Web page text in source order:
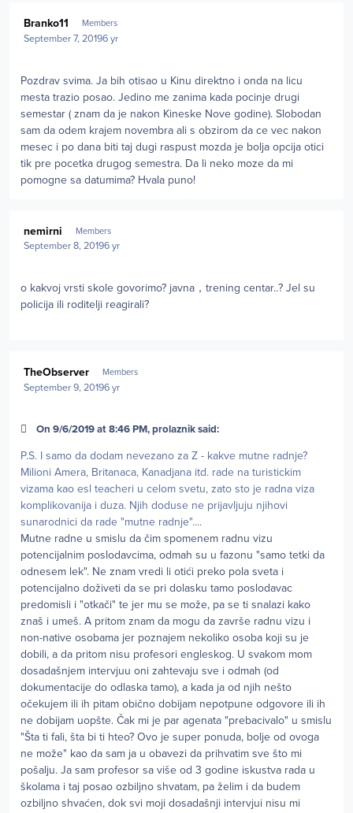
Branko11 Members
September 7, 20196 yr
Pozdrav svima. Ja bih otisao u Kinu direktno i onda na licu
mesta trazio posao. Jedino me zanima kada pocinje drugi
semestar ( znam da je nakon Kineske Nove godine). Slobodan
sam da odem krajem novembra ali s obzirom da ce vec nakon
mesec i po dana biti taj dugi raspust mozda je bolja opcija otici
tik pre pocetka drugog semestra. Da li neko moze da mi
pomogne sa datumima? Hvala puno!
nemirni Members
September 8, 20196 yr
o kakvoj vrsti skole govorimo? javna，trening centar..? Jel su
policija ili roditelji reagirali?
TheObserver Members
September 9, 20196 yr
On 9/6/2019 at 8:46 PM, prolaznik said:
P.S. I samo da dodam nevezano za Z - kakve mutne radnje?
Milioni Amera, Britanaca, Kanadjana itd. rade na turistickim
vizama kao esl teacheri u celom svetu, zato sto je radna viza
komplikovanija i duza. Njih doduse ne prijavljuju njihovi
sunarodnici da rade "mutne radnje"....
Mutne radne u smislu da čim spomenem radnu vizu
potencijalnim poslodavcima, odmah su u fazonu "samo tetki da
odnesem lek". Ne znam vredi li otići preko pola sveta i
potencijalno doživeti da se pri dolasku tamo poslodavac
predomisli i "otkači" te jer mu se može, pa se ti snalazi kako
znaš i umeš. A pritom znam da mogu da završe radnu vizu i
non-native osobama jer poznajem nekoliko osoba koji su je
dobili, a da pritom nisu profesori engleskog. U svakom mom
dosadašnjem intervjuu oni zahtevaju sve i odmah (od
dokumentacije do odlaska tamo), a kada ja od njih nešto
očekujem ili ih pitam obično dobijam nepotpune odgovore ili ih
ne dobijam uopšte. Čak mi je par agenata "prebacivalo" u smislu
"Šta ti fali, šta bi ti hteo? Ovo je super ponuda, bolje od ovoga
ne može" kao da sam ja u obavezi da prihvatim sve što mi
pošalju. Ja sam profesor sa više od 3 godine iskustva rada u
školama i taj posao ozbiljno shvatam, pa želim i da budem
ozbiljno shvaćen, dok svi moji dosadašnji intervjui nisu mi